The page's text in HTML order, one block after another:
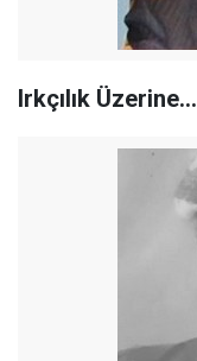
Irkçılık Üzerine…